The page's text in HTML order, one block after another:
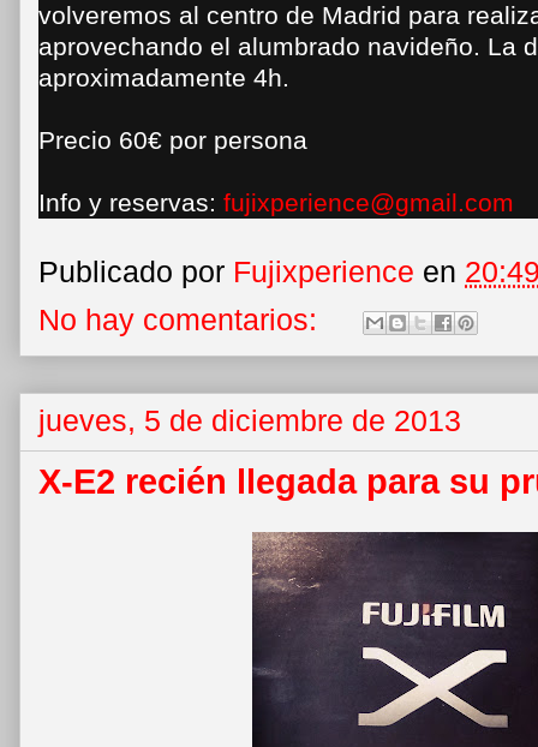
volveremos al centro de Madrid para
aprovechando el alumbrado navideño. La
aproximadamente 4h.
Precio 60€ por persona
Info y reservas: fujixperience@gmail.com
Publicado por Fujixperience en
No hay comentarios:
jueves, 5 de diciembre de 2013
X-E2 recién llegada para su